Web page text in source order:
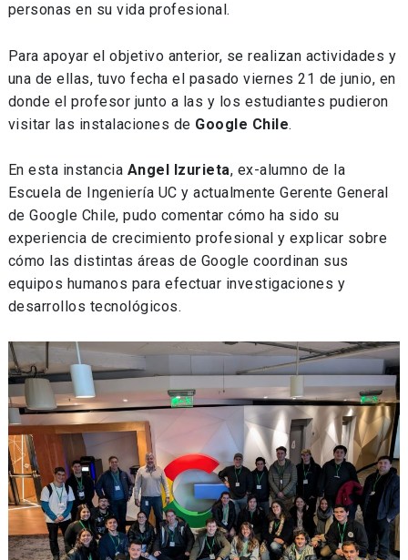
personas en su vida profesional.
Para apoyar el objetivo anterior, se realizan actividades y
una de ellas, tuvo fecha el pasado viernes 21 de junio, en
donde el profesor junto a las y los estudiantes pudieron
visitar las instalaciones de Google Chile.
En esta instancia Angel Izurieta, ex-alumno de la
Escuela de Ingeniería UC y actualmente Gerente General
de Google Chile, pudo comentar cómo ha sido su
experiencia de crecimiento profesional y explicar sobre
cómo las distintas áreas de Google coordinan sus
equipos humanos para efectuar investigaciones y
desarrollos tecnológicos.